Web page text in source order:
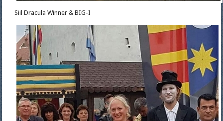
Siil Dracula Winner & BIG-I